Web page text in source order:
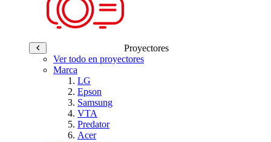
Proyectores
Ver todo en proyectores
Marca
LG
Epson
Samsung
VTA
Predator
Acer